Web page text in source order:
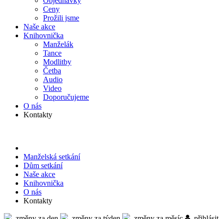
Ceny
Prožili jsme
Naše akce
Knihov­nička
Manželák
Tance
Modlitby
Četba
Audio
Video
Doporu­čujeme
O nás
Kontakty
Manželská setkání
Dům setkání
Naše akce
Knihov­nička
O nás
Kontakty